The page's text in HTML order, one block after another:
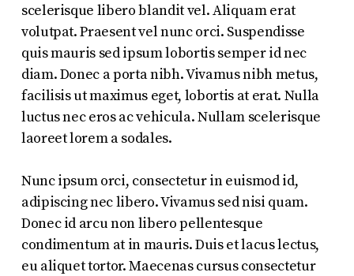
scelerisque libero blandit vel. Aliquam erat
volutpat. Praesent vel nunc orci. Suspendisse
quis mauris sed ipsum lobortis semper id nec
diam. Donec a porta nibh. Vivamus nibh metus,
facilisis ut maximus eget, lobortis at erat. Nulla
luctus nec eros ac vehicula. Nullam scelerisque
laoreet lorem a sodales.
Nunc ipsum orci, consectetur in euismod id,
adipiscing nec libero. Vivamus sed nisi quam.
Donec id arcu non libero pellentesque
condimentum at in mauris. Duis et lacus lectus,
eu aliquet tortor. Maecenas cursus consectetur